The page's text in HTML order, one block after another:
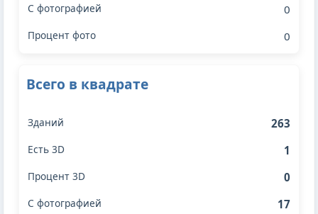
0
0
Всего в квадрате
263
1
0
17